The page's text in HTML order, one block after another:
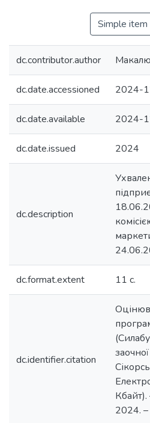
Simple item
dc.contributor.author
dc.date.accessioned 2024-
dc.date.available 2024-
dc.date.issued 2024
dc.description
dc.format.extent 11 с.
dc.identifier.citation
Кбайт).
2024. –